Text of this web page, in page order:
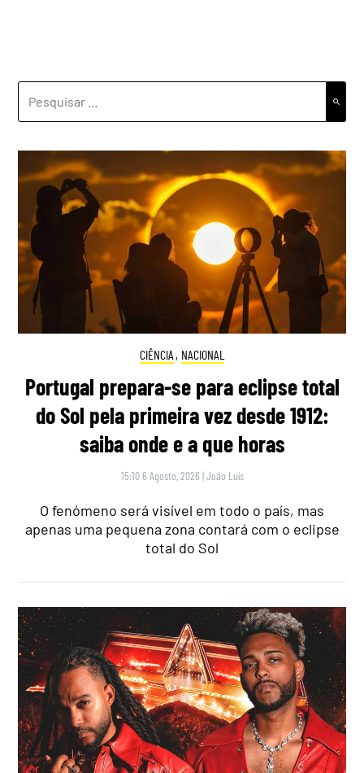
POR:
CIÊNCIA , NACIONAL
Portugal prepara-se para eclipse total
do Sol pela primeira vez desde 1912:
saiba onde e a que horas
15:10 6 Agosto, 2026 |João Luís
O fenómeno será visível em todo o país, mas
apenas uma pequena zona contará com o eclipse
total do Sol